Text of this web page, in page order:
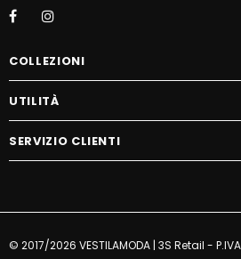
COLLEZIONI
UTILITÀ
SERVIZIO CLIENTI
© 2017/2026 VESTILAMODA | 3S Retail -